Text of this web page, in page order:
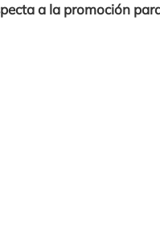
a la promoción